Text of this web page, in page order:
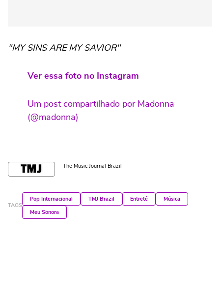
"MY SINS ARE MY SAVIOR"
Ver essa foto no Instagram
Um post compartilhado por Madonna
(@madonna)
The Music Journal Brazil
TAGS
Pop Internacional TMJ Brazil Entretê
Música
Meu Sonora